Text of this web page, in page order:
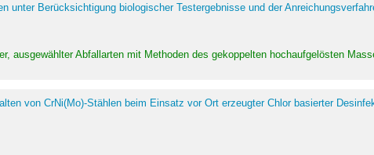
unter Berücksichtigung biologischer Testergebnisse und der
ausgewählter Abfallarten mit Methoden des gekoppelten hochaufgelösten
von CrNi(Mo)-Stählen beim Einsatz vor Ort erzeugter Chlor basierter